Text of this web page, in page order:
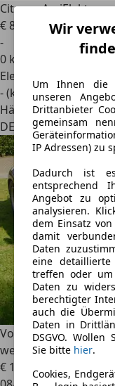
Citroen Ami
€ 8.990
-
0 km
Elektro
- (kWh/100 km)
Händler
DE 33719Bielefeld
Volkswagen Buggy
wertig !
€ 15.850
Wir
Um Ihnen die
unseren
Drittanbieter
gemeinsam
IP Adressen) zu
Dadurch ist
entsprechend
Angebot zu
analysieren.
dem Einsatz
damit
Daten
eine
treffen oder um
Daten zu
berechtigter
auch die
Daten in
DSGVO. Wollen
Sie bitte hier.
Cookies,